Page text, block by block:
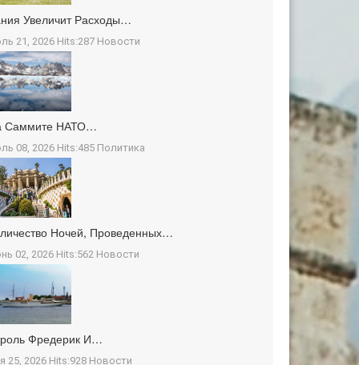
Увеличит Расходы…
21, 2026 Hits:287 Новости
Саммите НАТО…
08, 2026 Hits:485 Политика
Ночей, Проведенных…
02, 2026 Hits:562 Новости
Фредерик И…
25, 2026 Hits:928 Новости